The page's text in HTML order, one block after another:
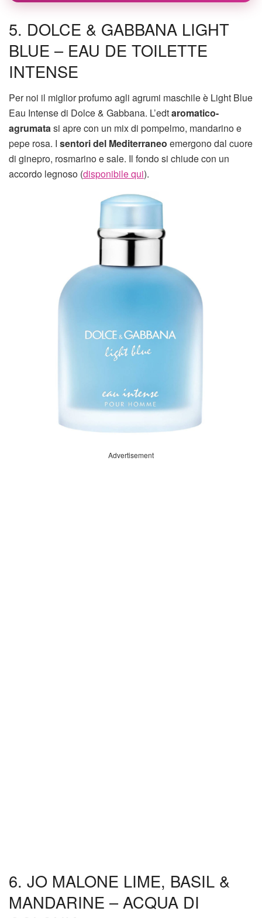
5. DOLCE & GABBANA LIGHT
BLUE – EAU DE TOILETTE
INTENSE
Per noi il miglior profumo agli agrumi maschile è Light Blue
Eau Intense di Dolce & Gabbana. L’edtaromatico-
agrumata si apre con un mix di pompelmo, mandarino e
pepe rosa. I sentori del Mediterraneo emergono dal cuore
di ginepro, rosmarino e sale. Il fondo si chiude con un
accordo legnoso (disponibile qui).
Advertisement
6. JO MALONE LIME, BASIL &
MANDARINE – ACQUA DI